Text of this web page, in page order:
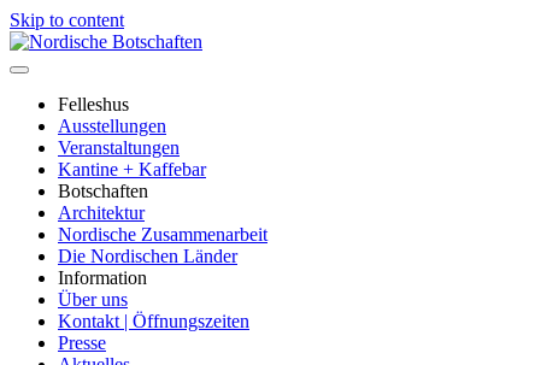
Skip to content
Felleshus
Ausstellungen
Veranstaltungen
Kantine + Kaffebar
Botschaften
Architektur
Nordische Zusammenarbeit
Die Nordischen Länder
Information
Über uns
Kontakt | Öffnungszeiten
Presse